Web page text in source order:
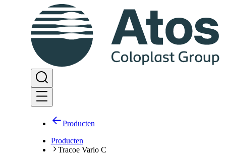
Producten
Producten
Tracoe Vario C